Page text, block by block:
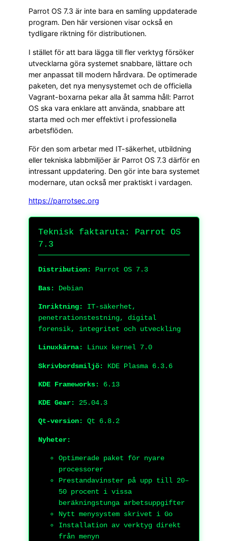
Parrot OS 7.3 är inte bara en samling uppdaterade
program. Den här versionen visar också en
tydligare riktning för distributionen.
I stället för att bara lägga till fler verktyg försöker
utvecklarna göra systemet snabbare, lättare och
mer anpassat till modern hårdvara. De optimerade
paketen, det nya menysystemet och de officiella
Vagrant-boxarna pekar alla åt samma håll: Parrot
OS ska vara enklare att använda, snabbare att
starta med och mer effektivt i professionella
arbetsflöden.
För den som arbetar med IT-säkerhet, utbildning
eller tekniska labbmiljöer är Parrot OS 7.3 därför en
intressant uppdatering. Den gör inte bara systemet
modernare, utan också mer praktiskt i vardagen.
https://parrotsec.org
Teknisk faktaruta: Parrot OS
7.3
Distribution: Parrot OS 7.3
Bas: Debian
Inriktning:
IT-säkerhet,
penetrationstestning, digital
forensik, integritet och utveckling
Linuxkärna: Linux kernel 7.0
Skrivbordsmiljö: KDE Plasma 6.3.6
KDE Frameworks: 6.13
KDE Gear: 25.04.3
Qt-version: Qt 6.8.2
Nyheter:
Optimerade paket för nyare
processorer
Prestandavinster på upp till 20–
50 procent i vissa
beräkningstunga arbetsuppgifter
Nytt menysystem skrivet i Go
Installation av verktyg direkt
från menyn